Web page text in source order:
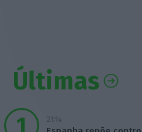
Últimas
21:14